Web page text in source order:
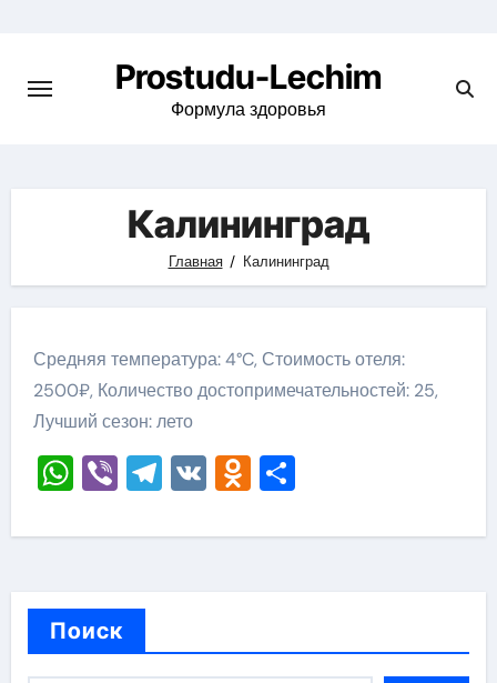
содержимому
Prostudu-Lechim
Формула здоровья
Калининград
Главная Калининград
Средняя температура: 4°C, Стоимость отеля:
2500₽, Количество достопримечательностей: 25,
Лучший сезон: лето
WhatsApp
ViberTelegram
VKOdnoklassniki
Отправить
Поиск